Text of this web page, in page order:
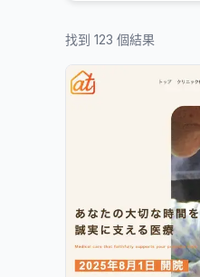
找到 123 個結果